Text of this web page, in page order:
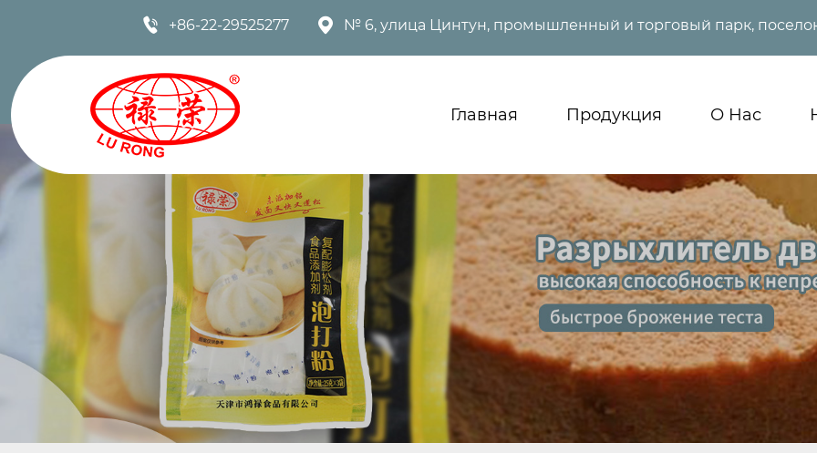
 +86-22-29525277  № 6, улица Цинтун, промышленный и торговый парк,
Главная Продукция О Нас